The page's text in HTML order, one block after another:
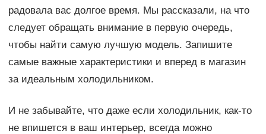
радовала вас долгое время. Мы рассказали, на что
следует обращать внимание в первую очередь,
чтобы найти самую лучшую модель. Запишите
самые важные характеристики и вперед в магазин
за идеальным холодильником.
И не забывайте, что даже если холодильник, как-то
не впишется в ваш интерьер, всегда можно